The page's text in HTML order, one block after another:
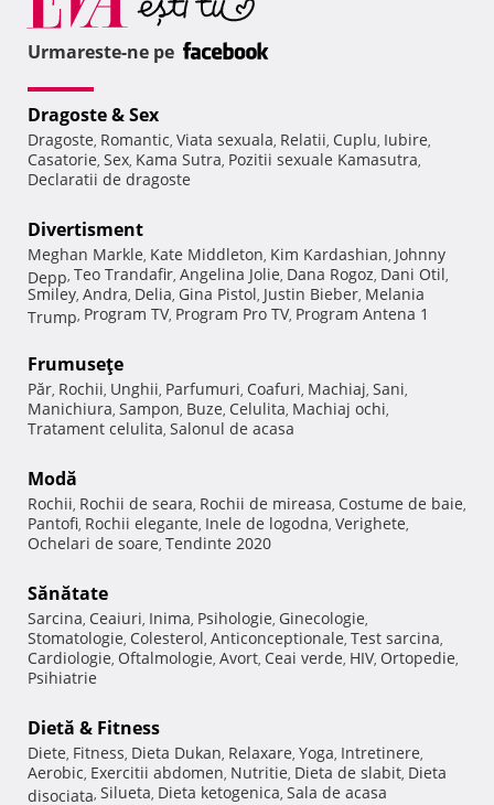
Urmareste-ne pe
Dragoste & Sex
Dragoste, Romantic, Viata sexuala, Relatii, Cuplu, Iubire,
Casatorie, Sex, Kama Sutra, Pozitii sexuale Kamasutra,
Declaratii de dragoste
Divertisment
Meghan Markle, Kate Middleton, Kim Kardashian, Johnny
Depp, Teo Trandafir, Angelina Jolie, Dana Rogoz, Dani Otil,
Smiley, Andra, Delia, Gina Pistol, Justin Bieber, Melania
Trump, Program TV, Program Pro TV, Program Antena 1
Frumuseţe
Păr, Rochii, Unghii, Parfumuri, Coafuri, Machiaj, Sani,
Manichiura, Sampon, Buze, Celulita, Machiaj ochi,
Tratament celulita, Salonul de acasa
Modă
Rochii, Rochii de seara, Rochii de mireasa, Costume de baie,
Pantofi, Rochii elegante, Inele de logodna, Verighete,
Ochelari de soare, Tendinte 2020
Sănătate
Sarcina, Ceaiuri, Inima, Psihologie, Ginecologie,
Stomatologie, Colesterol, Anticonceptionale, Test sarcina,
Cardiologie, Oftalmologie, Avort, Ceai verde, HIV, Ortopedie,
Psihiatrie
Dietă & Fitness
Diete, Fitness, Dieta Dukan, Relaxare, Yoga, Intretinere,
Aerobic, Exercitii abdomen, Nutritie, Dieta de slabit, Dieta
disociata, Silueta, Dieta ketogenica, Sala de acasa